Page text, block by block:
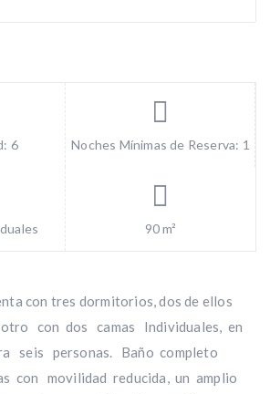
6 Noches Mínimas de Reserva: 1
90 m²
con tres dormitorios, dos de ellos
con dos camas Individuales, en
seis personas. Baño completo
con movilidad reducida, un amplio